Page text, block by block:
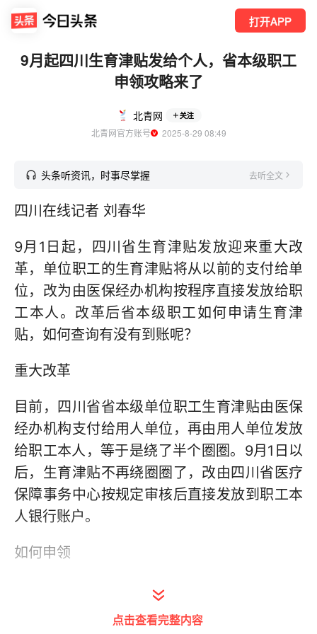
打开APP
9月起四川生育津贴发给个人，省本级职工
申领攻略来了
北青网 关注
北青网官方账号
  2025-8-29 08:49
头条听资讯，时事尽掌握 去听全文
四川在线记者 刘春华
9月1日起，四川省生育津贴发放迎来重大改
革，单位职工的生育津贴将从以前的支付给单
位，改为由医保经办机构按程序直接发放给职
工本人。改革后省本级职工如何申请生育津
贴，如何查询有没有到账呢？
重大改革
目前，四川省省本级单位职工生育津贴由医保
经办机构支付给用人单位，再由用人单位发放
给职工本人，等于是绕了半个圈圈。9月1日以
后，生育津贴不再绕圈圈了，改由四川省医疗
保障事务中心按规定审核后直接发放到职工本
人银行账户。
如何申领
既然生育津贴是直接发到职工个人账户，所以
也需要职工本人进行申领。申领有线上和线下
点击查看完整内容